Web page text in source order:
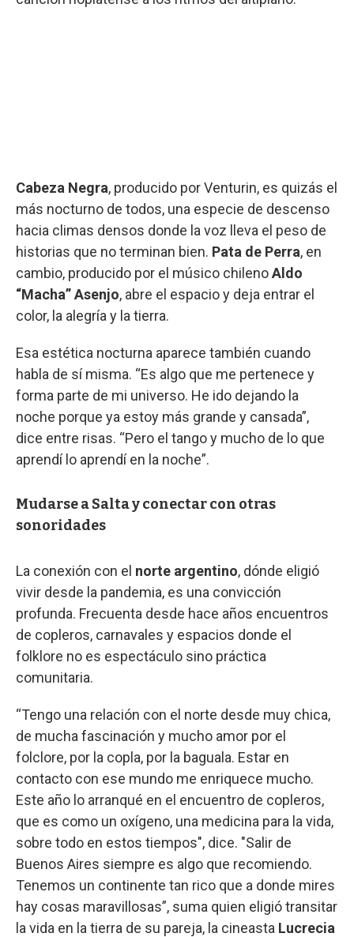
Cabeza Negra, producido por Venturin, es quizás el
más nocturno de todos, una especie de descenso
hacia climas densos donde la voz lleva el peso de
historias que no terminan bien. Pata de Perra, en
cambio, producido por el músico chilenoAldo
“Macha” Asenjo, abre el espacio y deja entrar el
color, la alegría y la tierra.
Esa estética nocturna aparece también cuando
habla de sí misma. “Es algo que me pertenece y
forma parte de mi universo. He ido dejando la
noche porque ya estoy más grande y cansada”,
dice entre risas. “Pero el tango y mucho de lo que
aprendí lo aprendí en la noche”.
Mudarse a Salta y conectar con otras
sonoridades
La conexión con el norte argentino, dónde eligió
vivir desde la pandemia, es una convicción
profunda. Frecuenta desde hace años encuentros
de copleros, carnavales y espacios donde el
folklore no es espectáculo sino práctica
comunitaria.
“Tengo una relación con el norte desde muy chica,
de mucha fascinación y mucho amor por el
folclore, por la copla, por la baguala. Estar en
contacto con ese mundo me enriquece mucho.
Este año lo arranqué en el encuentro de copleros,
que es como un oxígeno, una medicina para la vida,
sobre todo en estos tiempos", dice. "Salir de
Buenos Aires siempre es algo que recomiendo.
Tenemos un continente tan rico que a donde mires
hay cosas maravillosas”, suma quien eligió transitar
la vida en la tierra de su pareja, la cineasta Lucrecia